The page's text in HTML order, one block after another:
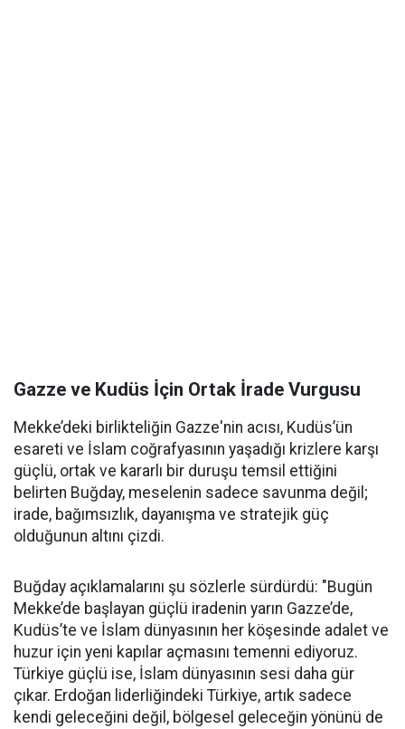
Gazze ve Kudüs İçin Ortak İrade Vurgusu
Mekke’deki birlikteliğin Gazze'nin acısı, Kudüs’ün
esareti ve İslam coğrafyasının yaşadığı krizlere karşı
güçlü, ortak ve kararlı bir duruşu temsil ettiğini
belirten Buğday, meselenin sadece savunma değil;
irade, bağımsızlık, dayanışma ve stratejik güç
olduğunun altını çizdi.
Buğday açıklamalarını şu sözlerle sürdürdü: "Bugün
Mekke’de başlayan güçlü iradenin yarın Gazze’de,
Kudüs’te ve İslam dünyasının her köşesinde adalet ve
huzur için yeni kapılar açmasını temenni ediyoruz.
Türkiye güçlü ise, İslam dünyasının sesi daha gür
çıkar. Erdoğan liderliğindeki Türkiye, artık sadece
kendi geleceğini değil, bölgesel geleceğin yönünü de